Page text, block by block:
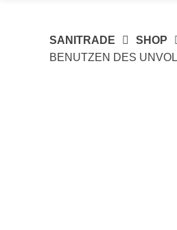
SANITRADE SHOP
BENUTZEN DES